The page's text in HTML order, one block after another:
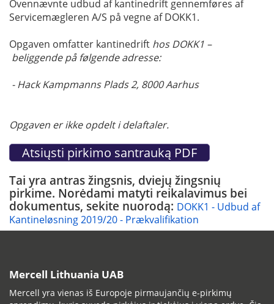
Ovennævnte udbud af kantinedrift gennemføres af
Servicemægleren A/S på vegne af DOKK1.
Opgaven omfatter kantinedrift hos DOKK1 –
beliggende på følgende adresse:
- Hack Kampmanns Plads 2, 8000 Aarhus
Opgaven er ikke opdelt i delaftaler.
Tai yra antras žingsnis, dviejų žingsnių
pirkime. Norėdami matyti reikalavimus bei
dokumentus, sekite nuorodą: DOKK1 - Udbud af
Kantineløsning 2019/20 - Prækvalifikation
Mercell Lithuania UAB
Mercell yra vienas iš Europoje pirmaujančių e-pirkimų